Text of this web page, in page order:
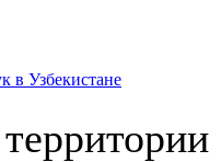
в Узбекистане